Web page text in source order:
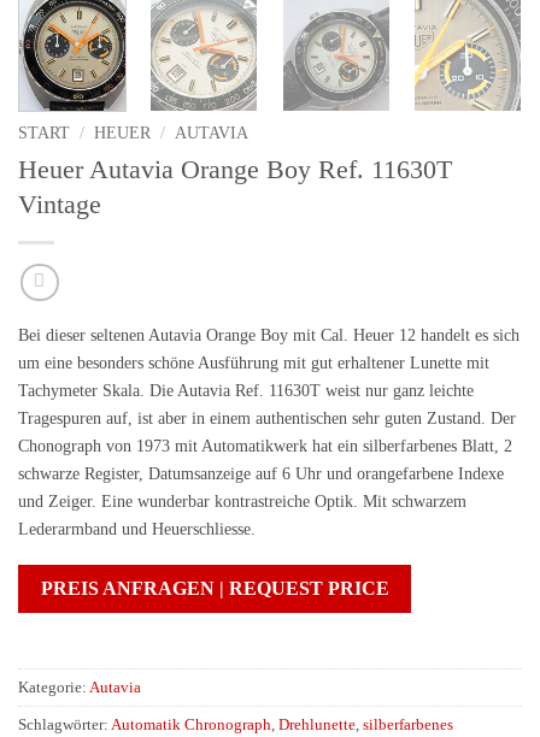
START / HEUER / AUTAVIA
Heuer Autavia Orange Boy Ref. 11630T
Vintage
Bei dieser seltenen Autavia Orange Boy mit Cal. Heuer 12 handelt es sich
um eine besonders schöne Ausführung mit gut erhaltener Lunette mit
Tachymeter Skala. Die Autavia Ref. 11630T weist nur ganz leichte
Tragespuren auf, ist aber in einem authentischen sehr guten Zustand . Der
Chonograph von 1973 mit Automatikwerk hat ein silberfarbenes Blatt, 2
schwarze Register, Datumsanzeige auf 6 Uhr und orangefarbene Indexe
und Zeiger. Eine wunderbar kontrastreiche Optik . Mit schwarzem
Lederarmband und Heuerschliesse.
PREIS ANFRAGEN | REQUEST PRICE
Kategorie: Autavia
Schlagwörter: Automatik Chronograph, Drehlunette, silberfarbenes